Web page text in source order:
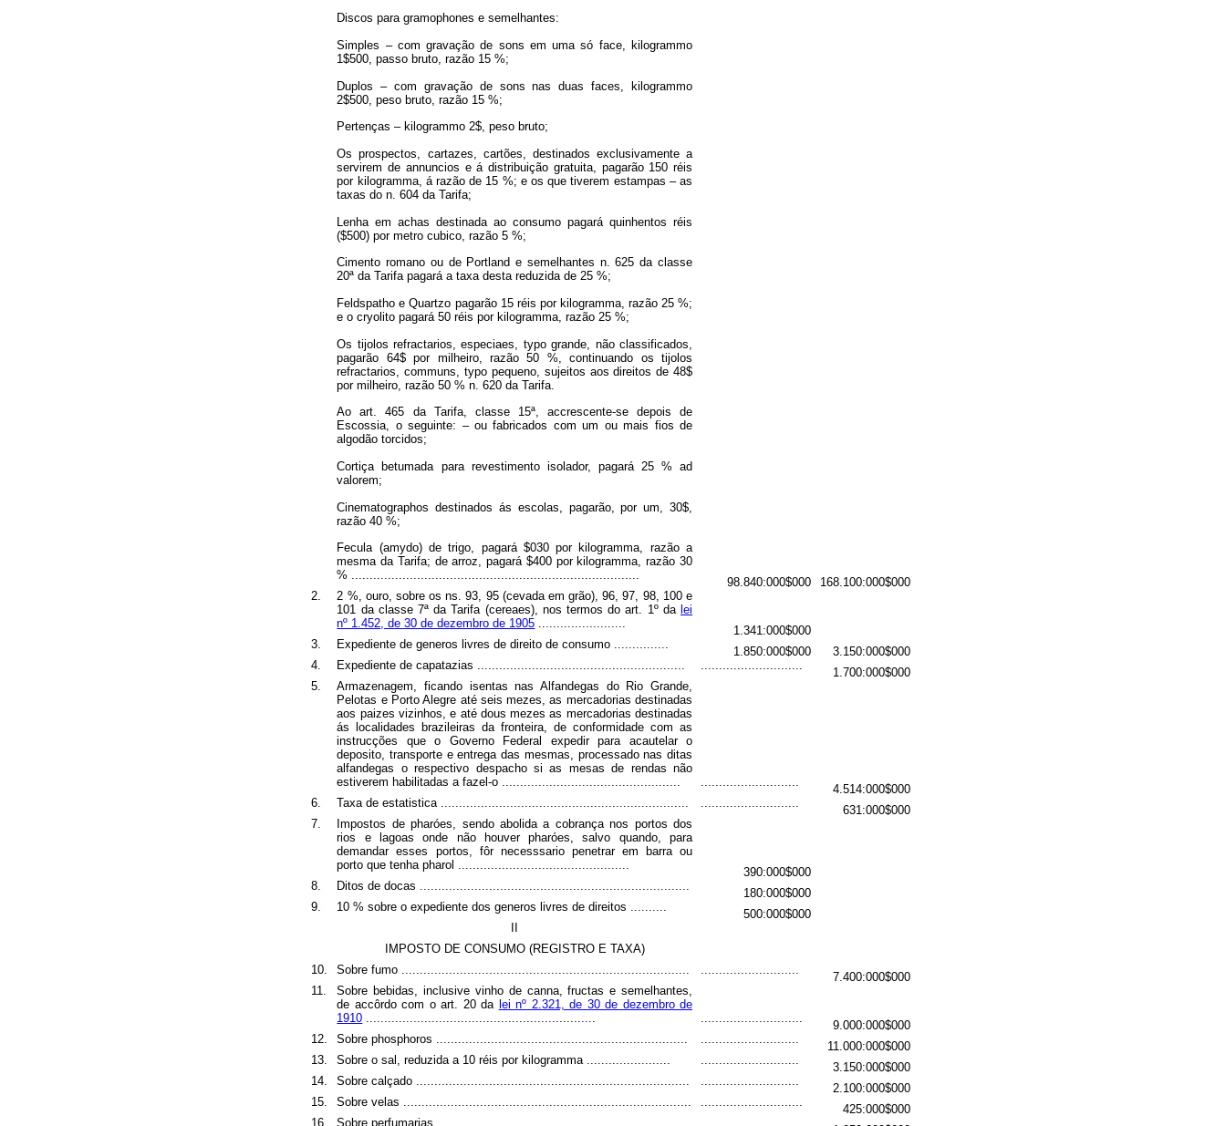
Discos para gramophones e semelhantes:
Simples – com gravação de sons em uma só face, kilogrammo
1$500, passo bruto, razão 15 %;
Duplos – com gravação de sons nas duas faces, kilogrammo
2$500, peso bruto, razão 15 %;
Pertenças – kilogrammo 2$, peso bruto;
Os prospectos, cartazes, cartões, destinados exclusivamente a
servirem de annuncios e á distribuição gratuita, pagarão 150 réis
por kilogramma, á razão de 15 %; e os que tiverem estampas – as
taxas do n. 604 da Tarifa;
Lenha em achas destinada ao consumo pagará quinhentos réis
($500) por metro cubico, razão 5 %;
Cimento romano ou de Portland e semelhantes n. 625 da classe
20ª da Tarifa pagará a taxa desta reduzida de 25 %;
Feldspatho e Quartzo pagarão 15 réis por kilogramma, razão 25 %;
e o cryolito pagará 50 réis por kilogramma, razão 25 %;
Os tijolos refractarios, especiaes, typo grande, não classificados,
pagarão 64$ por milheiro, razão 50 %, continuando os tijolos
refractarios, communs, typo pequeno, sujeitos aos direitos de 48$
por milheiro, razão 50 % n. 620 da Tarifa.
Ao art. 465 da Tarifa, classe 15ª, accrescente-se depois de
Escossia, o seguinte: – ou fabricados com um ou mais fios de
algodão torcidos;
Cortiça betumada para revestimento isolador, pagará 25 % ad
valorem;
Cinematographos destinados ás escolas, pagarão, por um, 30$,
razão 40 %;
Fecula (amydo) de trigo, pagará $030 por kilogramma, razão a
mesma da Tarifa; de arroz, pagará $400 por kilogramma, razão 30
% ...............................................................................
98.840:000$000
168.100:000$000
2.
2 %, ouro, sobre os ns. 93, 95 (cevada em grão), 96, 97, 98, 100 e
101 da classe 7ª da Tarifa (cereaes), nos termos do art. 1º da lei
nº 1.452, de 30 de dezembro de 1905 ........................
1.341:000$000
3.
Expediente de generos livres de direito de consumo ...............
1.850:000$000
3.150:000$000
4.
Expediente de capatazias ......................................................... ............................
1.700:000$000
5.
Armazenagem, ficando isentas nas Alfandegas do Rio Grande,
Pelotas e Porto Alegre até seis mezes, as mercadorias destinadas
aos paizes vizinhos, e até dous mezes as mercadorias destinadas
ás localidades brazileiras da fronteira, de conformidade com as
instrucções que o Governo Federal expedir para acautelar o
deposito, transporte e entrega das mesmas, processado nas ditas
alfandegas o respectivo despacho si as mesas de rendas não
estiverem habilitadas a fazel-o .................................................
...........................
4.514:000$000
6.
Taxa de estatistica .................................................................... ...........................
631:000$000
7.
Impostos de pharóes, sendo abolida a cobrança nos portos dos
rios e lagoas onde não houver pharóes, salvo quando, para
demandar esses portos, fôr necesssario penetrar em barra ou
porto que tenha pharol ...............................................
390:000$000
8.
Ditos de docas ..........................................................................
180:000$000
9.
10 % sobre o expediente dos generos livres de direitos ..........
500:000$000
IMPOSTO DE CONSUMO (REGISTRO E TAXA)
10.
Sobre fumo ............................................................................... ...........................
7.400:000$000
11.
Sobre bebidas, inclusive vinho de canna, fructas e semelhantes,
de accôrdo com o art. 20 da lei nº 2.321, de 30 de dezembro de
1910 ............................................................... ............................
9.000:000$000
12.
Sobre phosphoros ..................................................................... ...........................
11.000:000$000
13.
Sobre o sal, reduzida a 10 réis por kilogramma ....................... ...........................
3.150:000$000
14.
Sobre calçado ........................................................................... ...........................
2.100:000$000
15.
Sobre velas ............................................................................... ............................
425:000$000
16.
Sobre perfumarias .................................................................... ...........................